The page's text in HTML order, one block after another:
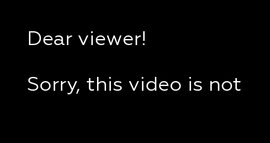
Dear viewer!
Sorry, this video is not